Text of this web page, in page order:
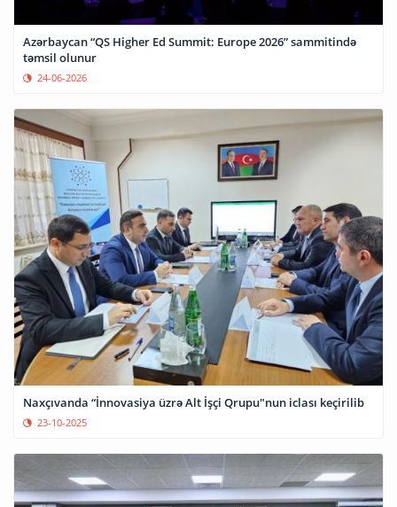
Azərbaycan “QS Higher Ed Summit: Europe 2026” sammitində
təmsil olunur
24-06-2026
Naxçıvanda “İnnovasiya üzrə Alt İşçi Qrupu"nun iclası keçirilib
23-10-2025